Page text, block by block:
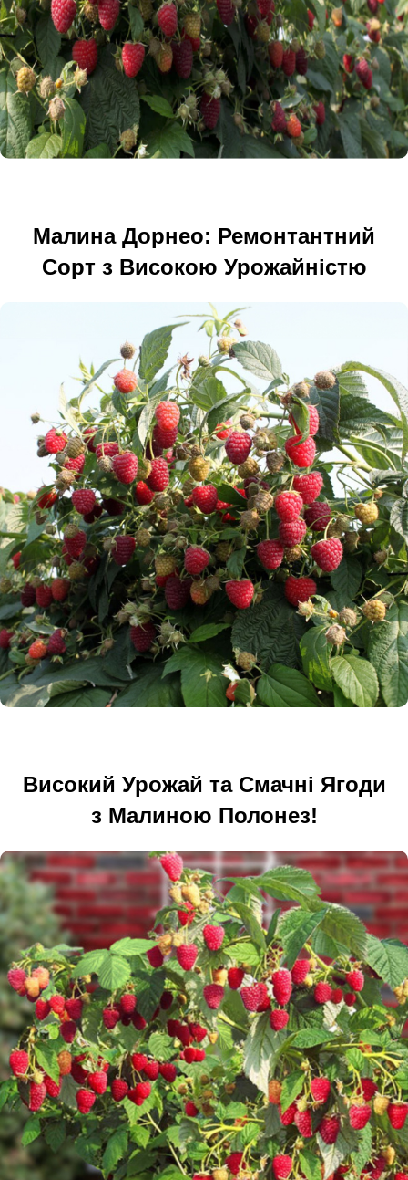
Малина Дорнео: Ремонтантний
Сорт з Високою Урожайністю
Високий Урожай та Смачні Ягоди
з Малиною Полонез!